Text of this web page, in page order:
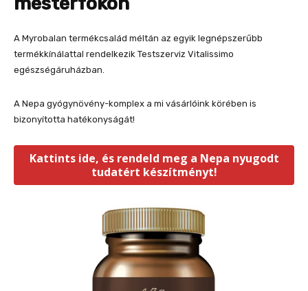
A Myrobalan termékcsalád méltán az egyik legnépszerűbb
termékkínálattal rendelkezik Testszerviz Vitalissimo
egészségáruházban.
A Nepa gyógynövény-komplex a mi vásárlóink körében is
bizonyította hatékonyságát!
Kattints ide, és rendeld meg a Nepa nyugodt
tudatért készítményt!